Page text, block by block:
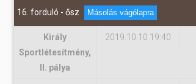
16. forduló - ősz Másolás vágólapra
Király
Sportlétesítmény,
II. pálya
2019.10.10 19:40